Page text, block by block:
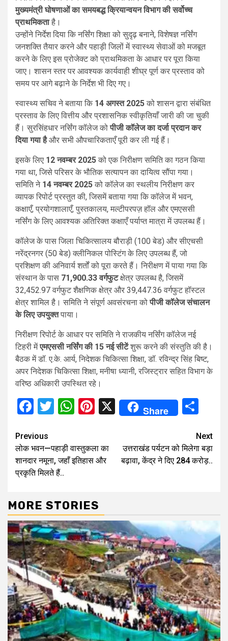
मुख्यमंत्री घोषणाओं का समयबद्ध क्रियान्वयन विभाग की सर्वोच्च
प्राथमिकताहै।
उन्होंने निर्देश दिया कि नर्सिंग शिक्षा को सुदृढ़ बनाने, विशेषज्ञ नर्सिंग
जनशक्ति तैयार करने और पहाड़ी जिलों में स्वास्थ्य सेवाओं को मजबूत
करने के लिए इस प्रोजेक्ट को प्राथमिकता के आधार पर पूरा किया
जाए। शासन स्तर पर आवश्यक कार्यवाही शीघ्र पूर्ण कर प्रस्ताव को
समय पर आगे बढ़ाने के निर्देश भी दिए गए।
स्वास्थ्य सचिव ने बताया कि 14 अगस्त 2025 को शासन द्वारा संबंधित
प्रस्ताव के लिए वित्तीय और प्रशासनिक स्वीकृतियाँ जारी की जा चुकी
हैं। सुरसिंहधार नर्सिंग कॉलेज कोपीजी कॉलेज का दर्जा प्रदान कर
दिया गया हैऔर सभी औपचारिकताएँ पूरी कर ली गई हैं।
इसके लिए 12 नवम्बर 2025 को एक निरीक्षण समिति का गठन किया
गया था, जिसे परिसर के भौतिक सत्यापन का दायित्व सौंपा गया।
समिति ने 14 नवम्बर 2025 को कॉलेज का स्थलीय निरीक्षण कर
व्यापक रिपोर्ट प्रस्तुत की, जिसमें बताया गया कि कॉलेज में भवन,
कक्षाएँ, प्रयोगशालाएँ, पुस्तकालय, मल्टीपरपज़ हॉल और एमएससी
नर्सिंग के लिए आवश्यक अतिरिक्त कक्षाएँ पर्याप्त मात्रा में उपलब्ध हैं।
कॉलेज के पास जिला चिकित्सालय बौराड़ी (100 बेड) और सीएचसी
नरेंद्रनगर (50 बेड) क्लीनिकल पोस्टिंग के लिए उपलब्ध हैं, जो
प्रशिक्षण की अनिवार्य शर्तों को पूरा करते हैं। निरीक्षण में पाया गया कि
संस्थान के पास 71,900.33 वर्गफुटक्षेत्र उपलब्ध है, जिसमें
32,452.97 वर्गफुट शैक्षणिक क्षेत्र और 39,447.36 वर्गफुट हॉस्टल
क्षेत्र शामिल है। समिति ने संपूर्ण अवसंरचना कोपीजी कॉलेज संचालन
के लिए उपयुक्तपाया।
निरीक्षण रिपोर्ट के आधार पर समिति ने राजकीय नर्सिंग कॉलेज नई
टिहरी मेंएमएससी नर्सिंग की 15 नई सीटेंशुरू करने की संस्तुति की है।
बैठक में डॉ. ए.के. आर्य, निदेशक चिकित्सा शिक्षा, डॉ. रविन्द्र सिंह बिष्ट,
अपर निदेशक चिकित्सा शिक्षा, मनीषा ध्यानी, रजिस्ट्रार सहित विभाग के
वरिष्ठ अधिकारी उपस्थित रहे।
Facebook
Twitter
WhatsApp
Pinterest
X Share
Continue
Reading
Previous
लोक भवन—पहाड़ी वास्तुकला का
शानदार नमूना, जहाँ इतिहास और
प्रकृति मिलते हैं..
Next
उत्तराखंड पर्यटन को मिलेगा बड़ा
बढ़ावा, केंद्र ने दिए 284 करोड़..
MORE STORIES